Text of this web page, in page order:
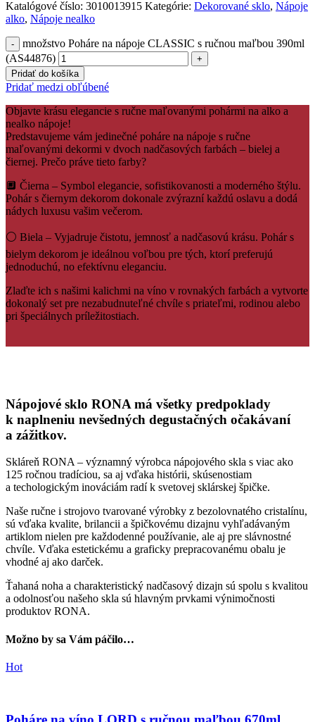
Katalógové číslo: 3010013915 Kategórie: Dekorované sklo, Nápoje
alko, Nápoje nealko
množstvo Poháre na nápoje CLASSIC s ručnou maľbou 390ml
(AS44876)
Pridať do košíka
Pridať medzi obľúbené
Objavte krásu elegancie s ručne maľovanými pohármi na alko a
nealko nápoje!
Predstavujeme vám jedinečné poháre na nápoje s ručne
maľovanými dekormi v dvoch nadčasových farbách – bielej a
čiernej. Prečo práve tieto farby?
🔲 Čierna – Symbol elegancie, sofistikovanosti a moderného štýlu.
Pohár s čiernym dekorom dokonale zvýrazní každú oslavu a dodá
nádych luxusu vašim večerom.
⚪ Biela – Vyjadruje čistotu, jemnosť a nadčasovú krásu. Pohár s
bielym dekorom je ideálnou voľbou pre tých, ktorí preferujú
jednoduchú, no efektívnu eleganciu.
Zlaďte ich s našimi kalichmi na víno v rovnakých farbách a vytvorte
dokonalý set pre nezabudnuteľné chvíle s priateľmi, rodinou alebo
pri špeciálnych príležitostiach.
Nápojové sklo RONA má všetky predpoklady
k naplneniu nevšedných degustačných očakávaní
a zážitkov.
Skláreň RONA – významný výrobca nápojového skla s viac ako
125 ročnou tradíciou, sa aj vďaka histórii, skúsenostiam
a techologickým inováciám radí k svetovej sklárskej špičke.
Naše ručne i strojovo tvarované výrobky z bezolovnatého cristalínu,
sú vďaka kvalite, brilancii a špičkovému dizajnu vyhľadávaným
artiklom nielen pre každodenné používanie, ale aj pre slávnostné
chvíle. Vďaka estetickému a graficky prepracovanému obalu je
vhodné aj ako darček.
Ťahaná noha a charakteristický nadčasový dizajn sú spolu s kvalitou
a odolnosťou našeho skla sú hlavným prvkami výnimočnosti
produktov RONA.
Možno by sa Vám páčilo…
Hot